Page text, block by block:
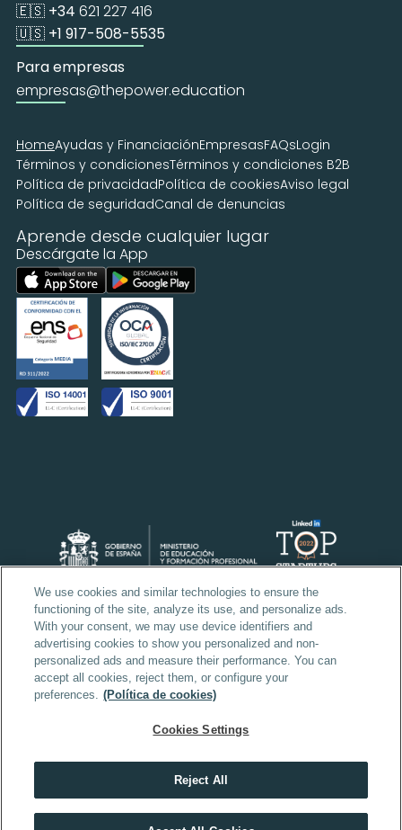
🇪🇸 +34 621 227 416
🇺🇸 +1 917-508-5535
Para empresas
empresas@thepower.education
HomeAyudas y FinanciaciónEmpresasFAQsLogin
Términos y condicionesTérminos y condiciones B2B
Política de privacidadPolítica de cookiesAviso legal
Política de seguridadCanal de denuncias
Aprende desde cualquier lugar
Descárgate la App
We use cookies and similar technologies to ensure the
functioning of the site, analyze its use, and personalize ads.
With your consent, we may use device identifiers and
advertising cookies to show you personalized and non-
personalized ads and measure their performance. You can
accept all cookies, reject them, or configure your
preferences. (Política de cookies)
Cookies Settings
Reject All